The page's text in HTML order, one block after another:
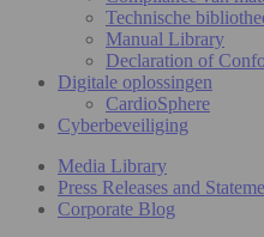
Technische
Manual Library
Declaration of
Digitale oplossingen
CardioSphere
Cyberbeveiliging
Media Library
Press Releases and
Corporate Blog